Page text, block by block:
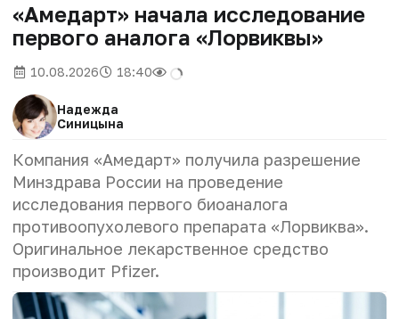
«Амедарт» начала исследование
первого аналога «Лорвиквы»
10.08.2026 18:40
Надежда
Синицына
Компания «Амедарт» получила разрешение
Минздрава России на проведение
исследования первого биоаналога
противоопухолевого препарата «Лорвиква».
Оригинальное лекарственное средство
производит Pfizer.